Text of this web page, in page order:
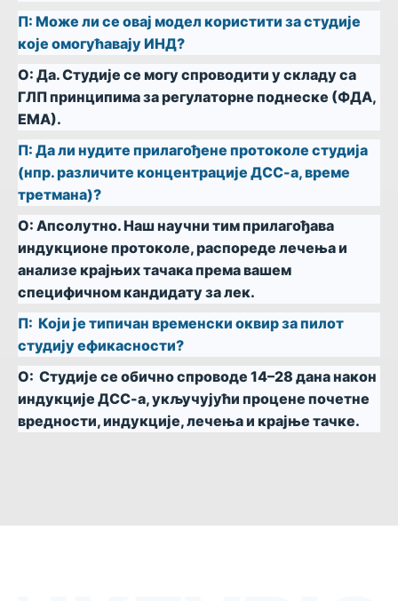
П: Може ли се овај модел користити за студије
које омогућавају ИНД?
О: Да. Студије се могу спроводити у складу са
ГЛП принципима за регулаторне поднеске (ФДА,
ЕМА).
П: Да ли нудите прилагођене протоколе студија
(нпр. различите концентрације ДСС-а, време
третмана)?
О: Апсолутно. Наш научни тим прилагођава
индукционе протоколе, распореде лечења и
анализе крајњих тачака према вашем
специфичном кандидату за лек.
П: Који је типичан временски оквир за пилот
студију ефикасности?
О: Студије се обично спроводе 14–28 дана након
индукције ДСС-а, укључујући процене почетне
вредности, индукције, лечења и крајње тачке.